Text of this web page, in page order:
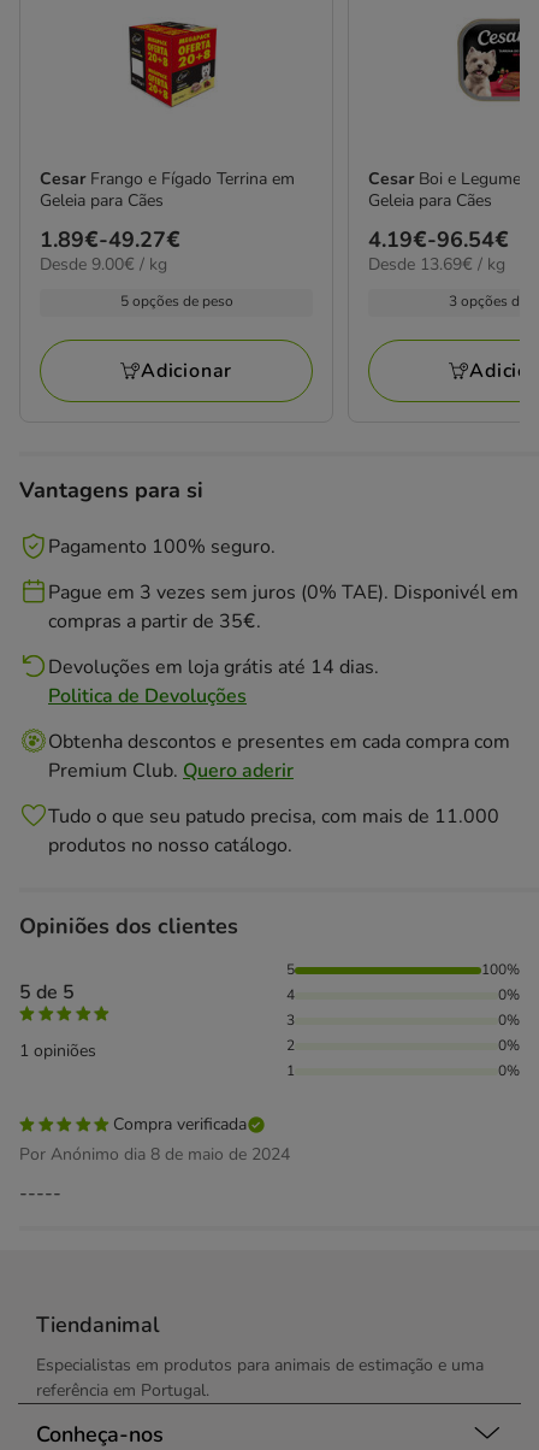
Cesar Frango e Fígado Terrina em
Geleia para Cães
Preço
de
49.27€
1.89€-49.27€
9.00€
Desde 9.00€ / kg
5 opções de peso
Adicionar
Cesar Boi e Legumes
Geleia para Cães
Preço
de
96.54€
4.19€-96.54€
13.69€
Desde 13.69€ / kg
3 opções de
Vantagens para si
Pagamento 100% seguro.
Pague em 3 vezes sem juros (0% TAE). Disponivél em
compras a partir de 35€.
Devoluções em loja grátis até 14 dias.
Politica de Devoluções
Obtenha descontos e presentes em cada compra com
Premium Club. Quero aderir
Tudo o que seu patudo precisa, com mais de 11.000
produtos no nosso catálogo.
Opiniões dos clientes
5 de 5
1 opiniões
100% das pessoas avaliaram com 5 estrelas,
5
100%
4
0%
3
0%
2
0%
1
0%
Compra verificada
Por Anónimo dia 8 de maio de 2024
-----
Tiendanimal
Especialistas em produtos para animais de estimação e uma
referência em Portugal.
Conheça-nos